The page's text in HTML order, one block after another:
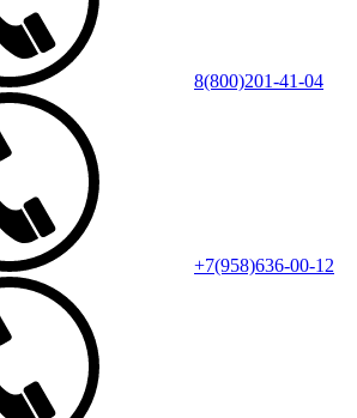
8(800)201-41-04
+7(958)636-00-12